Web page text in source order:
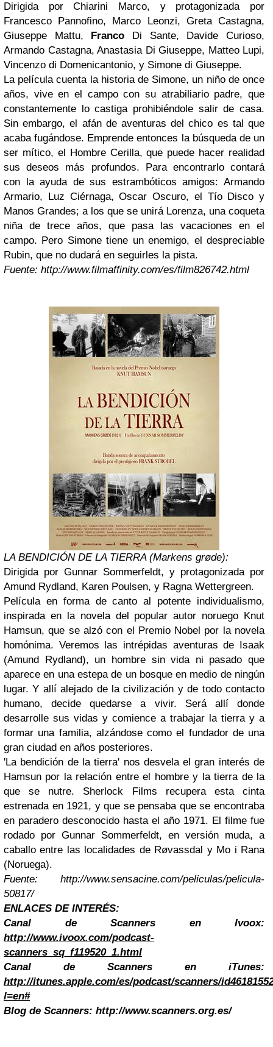
Dirigida por Chiarini Marco, y protagonizada por
Francesco Pannofino, Marco Leonzi, Greta Castagna,
Giuseppe Mattu, Franco Di Sante, Davide Curioso,
Armando Castagna, Anastasia Di Giuseppe, Matteo Lupi,
Vincenzo di Domenicantonio, y Simone di Giuseppe.
La película cuenta la historia de Simone, un niño de once
años, vive en el campo con su atrabiliario padre, que
constantemente lo castiga prohibiéndole salir de casa.
Sin embargo, el afán de aventuras del chico es tal que
acaba fugándose. Emprende entonces la búsqueda de un
ser mítico, el Hombre Cerilla, que puede hacer realidad
sus deseos más profundos. Para encontrarlo contará
con la ayuda de sus estrambóticos amigos: Armando
Armario, Luz Ciérnaga, Oscar Oscuro, el Tío Disco y
Manos Grandes; a los que se unirá Lorenza, una coqueta
niña de trece años, que pasa las vacaciones en el
campo. Pero Simone tiene un enemigo, el despreciable
Rubin, que no dudará en seguirles la pista.
Fuente: http://www.filmaffinity.com/es/film826742.html
LA BENDICIÓN DE LA TIERRA (Markens grøde):
Dirigida por Gunnar Sommerfeldt, y protagonizada por
Amund Rydland, Karen Poulsen, y Ragna Wettergreen.
Película en forma de canto al potente individualismo,
inspirada en la novela del popular autor noruego Knut
Hamsun, que se alzó con el Premio Nobel por la novela
homónima. Veremos las intrépidas aventuras de Isaak
(Amund Rydland), un hombre sin vida ni pasado que
aparece en una estepa de un bosque en medio de ningún
lugar. Y allí alejado de la civilización y de todo contacto
humano, decide quedarse a vivir. Será allí donde
desarrolle sus vidas y comience a trabajar la tierra y a
formar una familia, alzándose como el fundador de una
gran ciudad en años posteriores.
'La bendición de la tierra' nos desvela el gran interés de
Hamsun por la relación entre el hombre y la tierra de la
que se nutre. Sherlock Films recupera esta cinta
estrenada en 1921, y que se pensaba que se encontraba
en paradero desconocido hasta el año 1971. El filme fue
rodado por Gunnar Sommerfeldt, en versión muda, a
caballo entre las localidades de Røvassdal y Mo i Rana
(Noruega).
Fuente: http://www.sensacine.com/peliculas/pelicula-
50817/
ENLACES DE INTERÉS:
Canal de Scanners en Ivoox:
http://www.ivoox.com/podcast-
scanners_sq_f119520_1.html
Canal de Scanners en iTunes:
http://itunes.apple.com/es/podcast/scanners/
l=en#
Blog de Scanners: http://www.scanners.org.es/